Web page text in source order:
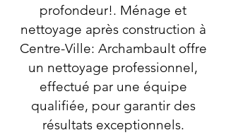
profondeur!. Ménage et
nettoyage après construction à
Centre-Ville: Archambault offre
un nettoyage professionnel,
effectué par une équipe
qualifiée, pour garantir des
résultats exceptionnels.